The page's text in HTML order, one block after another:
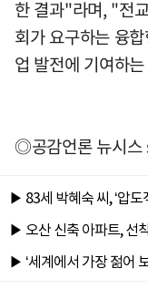
한 결과"라며, "전
회가 요구하는 융
업 발전에 기여하
◎공감언론 뉴시스